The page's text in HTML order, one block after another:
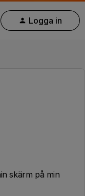
Logga in
skärm på min